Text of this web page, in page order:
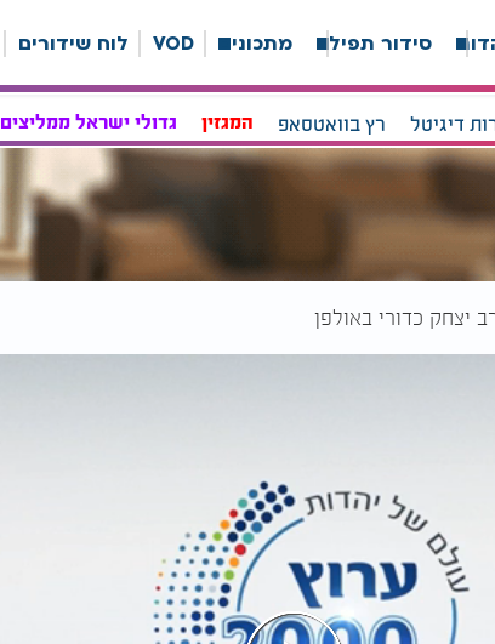
סידור תפילה מתכונים VOD לוח שידורים
דיגיטל רץ בוואטסאפ המגזין גדולי ישראל ממליצים
יצחק כדורי באולפן